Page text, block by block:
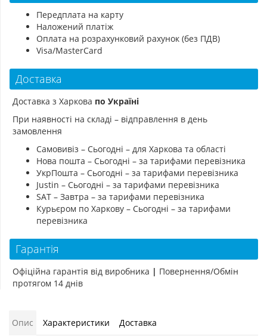
Передплата на карту
Наложений платіж
Оплата на розрахунковий рахунок (без ПДВ)
Visa/MasterCard
Доставка
Доставка з Харкова по Україні
При наявності на складі – відправлення в день
замовлення
Самовивіз – Сьогодні – для Харкова та області
Нова пошта – Сьогодні – за тарифами перевізника
УкрПошта – Сьогодні – за тарифами перевізника
Justin – Сьогодні – за тарифами перевізника
SAT – Завтра – за тарифами перевізника
Курьєром по Харкову – Сьогодні – за тарифами
перевізника
Гарантія
Офіційна гарантія від виробника | Повернення/Обмін
протягом 14 днів
Опис Характеристики Доставка